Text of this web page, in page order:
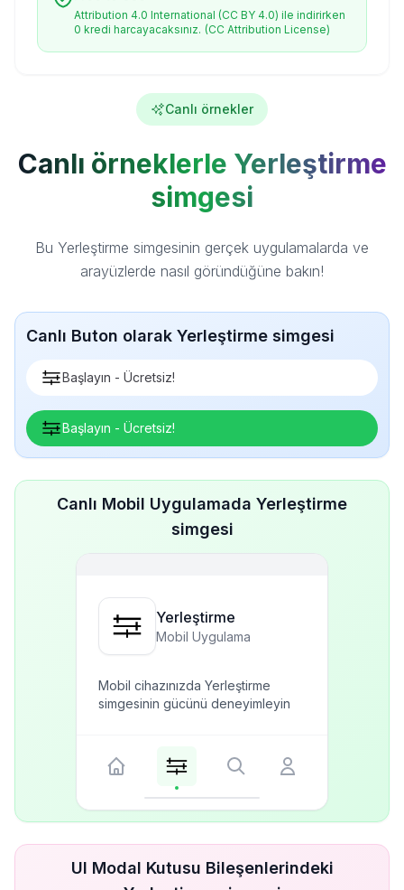
Attribution 4.0 International (CC BY 4.0) ile indirirken
0 kredi harcayacaksınız. (CC Attribution License)
Canlı örnekler
Canlı örneklerle Yerleştirme
simgesi
Bu Yerleştirme simgesinin gerçek uygulamalarda ve
arayüzlerde nasıl göründüğüne bakın!
Canlı Buton olarak Yerleştirme simgesi
Başlayın - Ücretsiz!
Başlayın - Ücretsiz!
Canlı Mobil Uygulamada Yerleştirme
simgesi
Yerleştirme
Mobil Uygulama
Mobil cihazınızda Yerleştirme
simgesinin gücünü deneyimleyin
UI Modal Kutusu Bileşenlerindeki